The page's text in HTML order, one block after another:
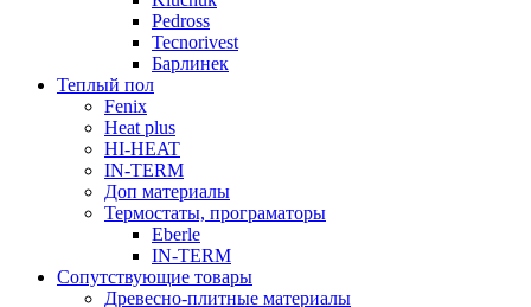
Pedross
Tecnorivest
Барлинек
Теплый пол
Fenix
Heat plus
HI-HEAT
IN-TERM
Доп материалы
Термостаты, програматоры
Eberle
IN-TERM
Сопутствующие товары
Древесно-плитные материалы